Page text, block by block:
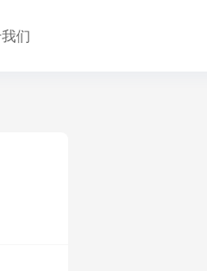
们